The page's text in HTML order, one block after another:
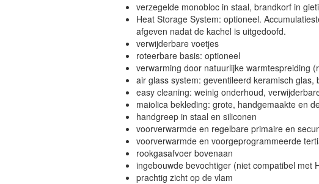
verzegelde monobloc in staal, brandkorf in
Heat Storage System: optioneel.
afgeven nadat de kachel is uitgedoofd.
verwijderbare voetjes
roteerbare basis: optioneel
verwarming door natuurlijke warmtespreiding
air glass system: geventileerd keramisch glas,
easy cleaning: weinig onderhoud,
maiolica bekleding: grote, handgemaakte en
handgreep in staal en siliconen
voorverwarmde en regelbare primaire en
voorverwarmde en voorgeprogrammeerde
rookgasafvoer bovenaan
ingebouwde bevochtiger (niet compatibel met
prachtig zicht op de vlam